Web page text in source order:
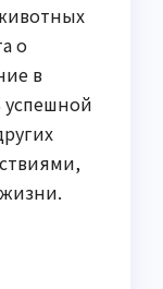
о
в
успешной